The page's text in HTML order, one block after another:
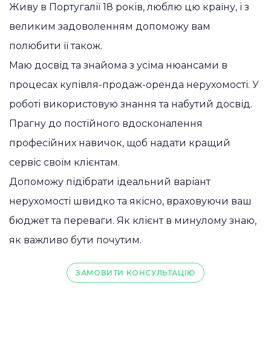
Живу в Португалії 18 років, люблю цю країну, і з
великим задоволенням допоможу вам
полюбити її також.
Маю досвід та знайома з усіма нюансами в
процесах купівля-продаж-оренда нерухомості. У
роботі використовую знання та набутий досвід.
Прагну до постійного вдосконалення
професійних навичок, щоб надати кращий
сервіс своїм клієнтам.
Допоможу підібрати ідеальний варіант
нерухомості швидко та якісно, враховуючи ваш
бюджет та переваги. Як клієнт в минулому знаю,
як важливо бути почутим.
ЗАМОВИТИ КОНСУЛЬТАЦІЮ